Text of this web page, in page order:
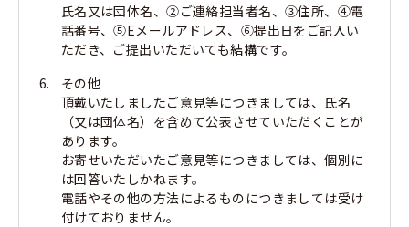
氏名又は団体名、②ご連絡担当者名、③住所、④電
話番号、⑤Eメールアドレス、⑥提出日をご記入い
ただき、ご提出いただいても結構です。
その他
頂戴いたしましたご意見等につきましては、氏名
（又は団体名）を含めて公表させていただくことが
あります。
お寄せいただいたご意見等につきましては、個別に
は回答いたしかねます。
電話やその他の方法によるものにつきましては受け
付けておりません。